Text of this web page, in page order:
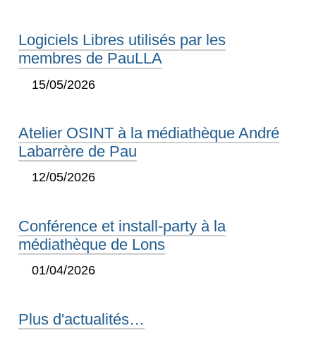
Logiciels Libres utilisés par les
membres de PauLLA
15/05/2026
Atelier OSINT à la médiathèque André
Labarrère de Pau
12/05/2026
Conférence et install-party à la
médiathèque de Lons
01/04/2026
Plus d'actualités…